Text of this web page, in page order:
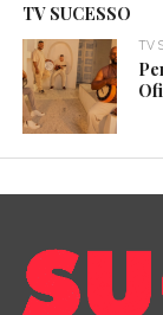
TV SUCESSO
TV